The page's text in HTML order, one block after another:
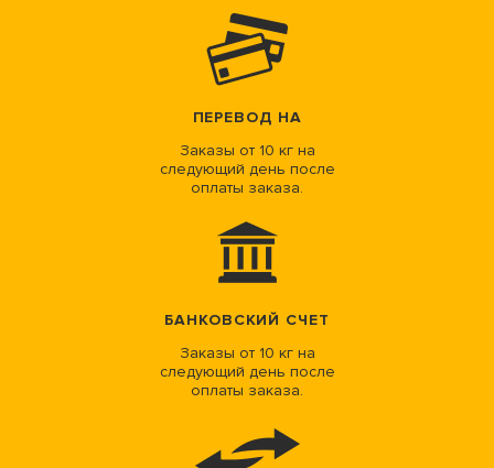
ПЕРЕВОД НА
Заказы от 10 кг на
следующий день после
оплаты заказа.
БАНКОВСКИЙ СЧЕТ
Заказы от 10 кг на
следующий день после
оплаты заказа.